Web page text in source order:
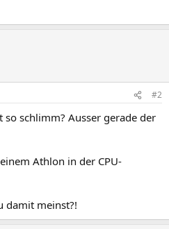
#2
so schlimm? Ausser gerade der
Athlon in der CPU-
damit meinst?!